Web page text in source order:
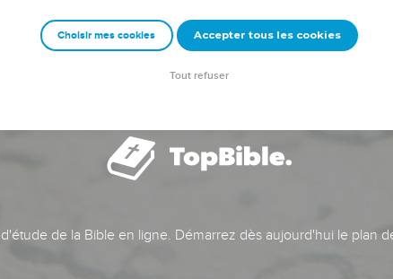
de la Bible en ligne. Démarrez dès aujourd'hui le plan
Choisir mes cookies Accepter tous les cookies
Tout refuser